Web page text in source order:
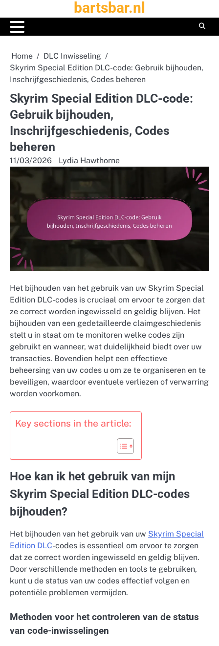
to
content
bartsbar.nl
Home
DLC Inwisseling
Skyrim Special Edition DLC-code: Gebruik bijhouden,
Inschrijfgeschiedenis, Codes beheren
Skyrim Special Edition DLC-code:
Gebruik bijhouden,
Inschrijfgeschiedenis, Codes
beheren
11/03/2026 Lydia Hawthorne
Het bijhouden van het gebruik van uw Skyrim Special
Edition DLC-codes is cruciaal om ervoor te zorgen dat
ze correct worden ingewisseld en geldig blijven. Het
bijhouden van een gedetailleerde claimgeschiedenis
stelt u in staat om te monitoren welke codes zijn
gebruikt en wanneer, wat duidelijkheid biedt over uw
transacties. Bovendien helpt een effectieve
beheersing van uw codes u om ze te organiseren en te
beveiligen, waardoor eventuele verliezen of verwarring
worden voorkomen.
Key sections in the article:
Hoe kan ik het gebruik van mijn
Skyrim Special Edition DLC-codes
bijhouden?
Het bijhouden van het gebruik van uw Skyrim Special
Edition DLC-codes is essentieel om ervoor te zorgen
dat ze correct worden ingewisseld en geldig blijven.
Door verschillende methoden en tools te gebruiken,
kunt u de status van uw codes effectief volgen en
potentiële problemen vermijden.
Methoden voor het controleren van de status
van code-inwisselingen